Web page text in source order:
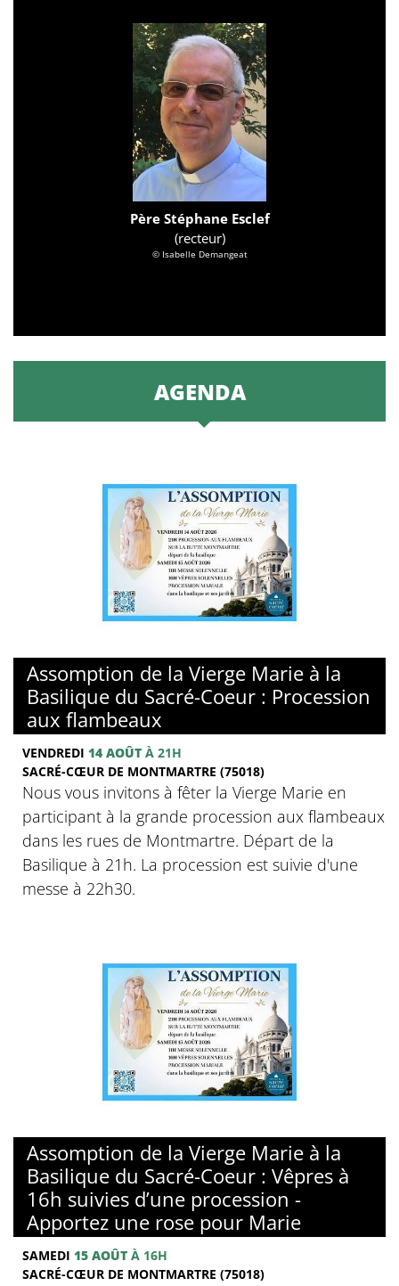
Père Stéphane Esclef
(recteur)
© Isabelle Demangeat
AGENDA
Assomption de la Vierge Marie à la
Basilique du Sacré-Coeur : Procession
aux flambeaux
VENDREDI 14 AOÛT À 21H
SACRÉ-CŒUR DE MONTMARTRE (75018)
Nous vous invitons à fêter la Vierge Marie en
participant à la grande procession aux flambeaux
dans les rues de Montmartre. Départ de la
Basilique à 21h. La procession est suivie d'une
messe à 22h30.
Assomption de la Vierge Marie à la
Basilique du Sacré-Coeur : Vêpres à
16h suivies d’une procession -
Apportez une rose pour Marie
SAMEDI 15 AOÛT À 16H
SACRÉ-CŒUR DE MONTMARTRE (75018)